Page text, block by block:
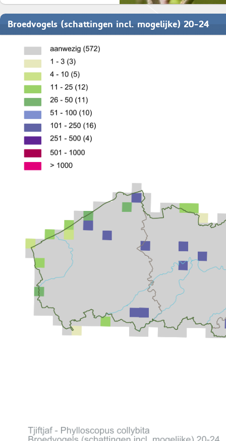
Broedvogels (schattingen incl. mogelijke) 20-24